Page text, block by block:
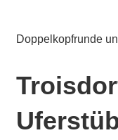
Doppelkopfrunde